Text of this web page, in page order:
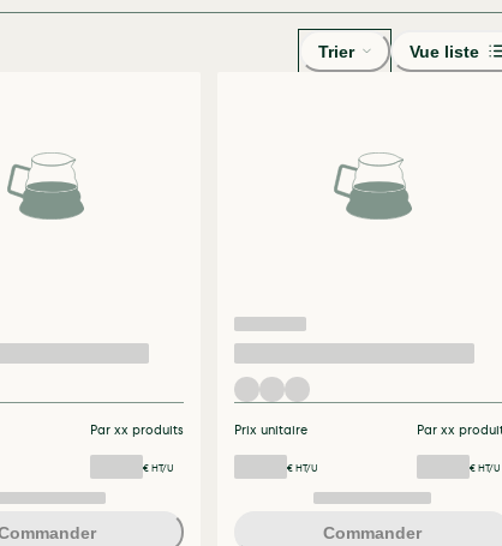
Trier Vue liste
Par xx produits
€ HT/U
Prix unitaire
€ HT/U
Par xx
€ HT/U
Commander